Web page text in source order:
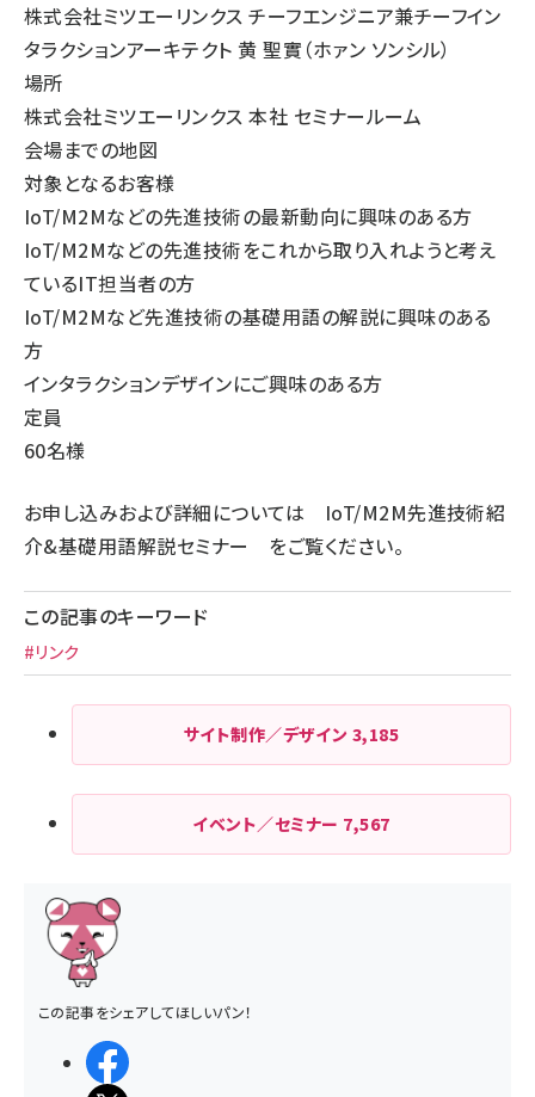
株式会社ミツエーリンクス チーフエンジニア兼チーフイン
タラクションアーキテクト 黄 聖實（ホァン ソンシル）
場所
株式会社ミツエーリンクス 本社 セミナールーム
会場までの地図
対象となるお客様
IoT/M2Mなどの先進技術の最新動向に興味のある方
IoT/M2Mなどの先進技術をこれから取り入れようと考え
ているIT担当者の方
IoT/M2Mなど先進技術の基礎用語の解説に興味のある
方
インタラクションデザインにご興味のある方
定員
60名様
お申し込みおよび詳細については IoT/M2M先進技術紹
介&基礎用語解説セミナー
をご覧ください。
この記事のキーワード
#リンク
サイト制作／デザイン 3,185
イベント／セミナー 7,567
この記事をシェアしてほしいパン！